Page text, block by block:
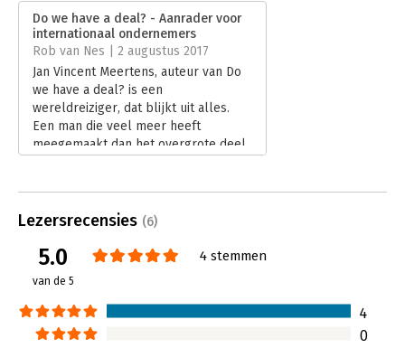
Verschijningsdatum:
Hoofdrubriek: Persoonlijke effectiviteit
Do we have a deal? - Aanrader voor
internationaal ondernemers
Rob van Nes | 2 augustus 2017
Jan Vincent Meertens, auteur van Do
we have a deal? is een
wereldreiziger, dat blijkt uit alles.
Een man die veel meer heeft
meegemaakt dan het overgrote deel
Lezersrecensies (6)
5.0
van de 5
4 stemmen
4
0